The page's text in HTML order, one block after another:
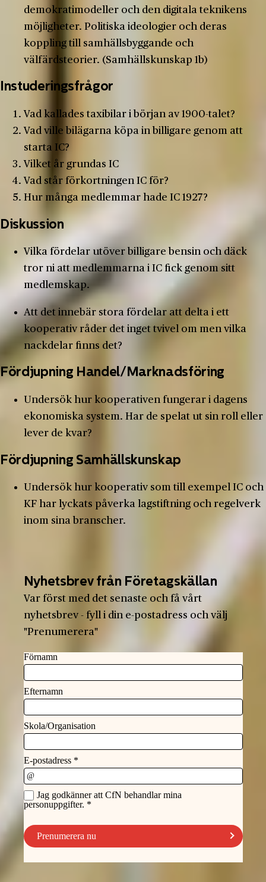
demokratimodeller och den digitala teknikens
möjligheter. Politiska ideologier och deras
koppling till samhällsbyggande och
välfärdsteorier. (Samhällskunskap 1b)
Instuderingsfrågor
Vad kallades taxibilar i början av 1900-talet?
Vad ville bilägarna köpa in billigare genom att
starta IC?
Vilket år grundas IC
Vad står förkortningen IC för?
Hur många medlemmar hade IC 1927?
Diskussion
Vilka fördelar utöver billigare bensin och däck
tror ni att medlemmarna i IC fick genom sitt
medlemskap.
Att det innebär stora fördelar att delta i ett
kooperativ råder det inget tvivel om men vilka
nackdelar finns det?
Fördjupning Handel/Marknadsföring
Undersök hur kooperativen fungerar i dagens
ekonomiska system. Har de spelat ut sin roll eller
lever de kvar?
Fördjupning Samhällskunskap
Undersök hur kooperativ som till exempel IC och
KF har lyckats påverka lagstiftning och regelverk
inom sina branscher.
Nyhetsbrev från Företagskällan
Var först med det senaste och få vårt
nyhetsbrev - fyll i din e-postadress och välj
"Prenumerera"